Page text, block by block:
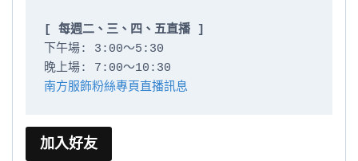
[ 每週二、三、四、五直播 ]
下午場: 3:00～5:30
南方服飾粉絲專頁直播訊息
加入好友